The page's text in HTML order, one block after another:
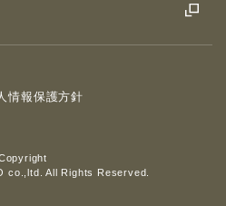
co.,ltd. All Rights Reserved.
情報保護方針